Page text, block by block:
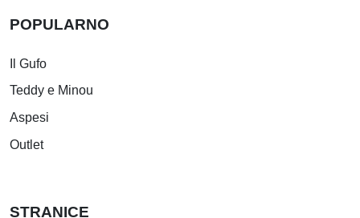
POPULARNO
Il Gufo
Teddy e Minou
Aspesi
Outlet
STRANICE